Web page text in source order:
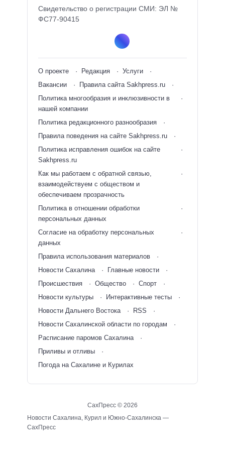
Свидетельство о регистрации СМИ: ЭЛ №
ФС77-90415
О проекте Редакция
Услуги
Вакансии
Правила сайта Sakhpress.ru
Политика многообразия и инклюзивности в
нашей компании
Политика редакционного разнообразия
Правила поведения на сайте Sakhpress.ru
Политика исправления ошибок на сайте
Sakhpress.ru
Как мы работаем с обратной связью,
взаимодействуем с обществом и
обеспечиваем прозрачность
Политика в отношении обработки
персональных данных
Согласие на обработку персональных
данных
Правила использования материалов
Новости Сахалина
Главные новости
Происшествия
Общество
Спорт
Новости культуры
Интерактивные тесты
Новости Дальнего Востока
RSS
Новости Сахалинской области по городам
Расписание паромов Сахалина
Приливы и отливы
Погода на Сахалине и Курилах
СахПресс © 2026
Новости Сахалина, Курил и Южно-Сахалинска —
СахПресс